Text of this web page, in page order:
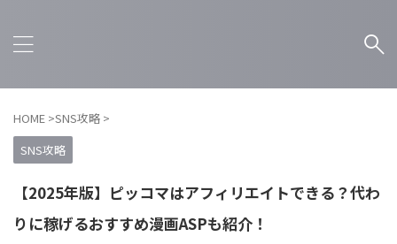
HOME >SNS攻略 >
SNS攻略
【2025年版】ピッコマはアフィリエイトできる？代わ
りに稼げるおすすめ漫画ASPも紹介！